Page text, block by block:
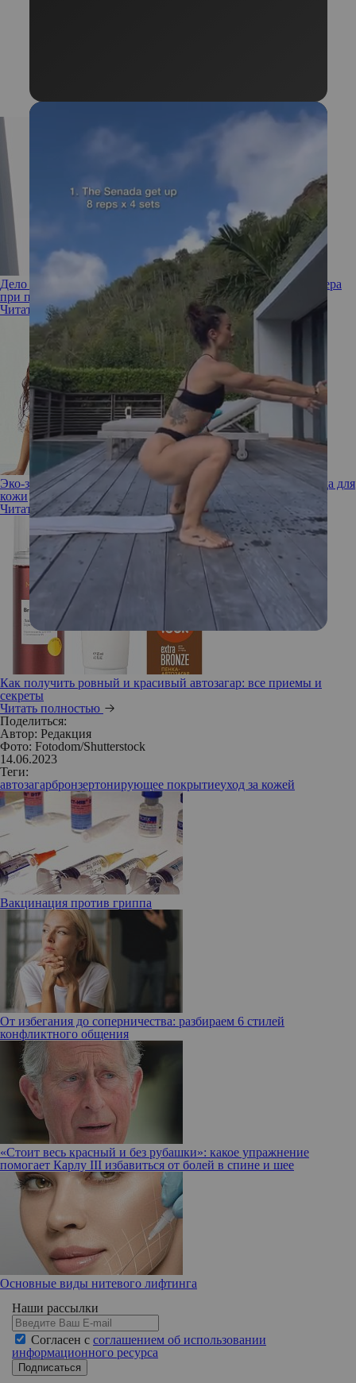
Дело 20 секунд: как визуально увеличить грудь на два размера
при помощи... бронзера!
Читать полностью
Эко-загар: как он придает телу золотистый оттенок без вреда для
кожи
Читать полностью
Как получить ровный и красивый автозагар: все приемы и
секреты
Читать полностью
Поделиться:
Автор: Редакция
Фото: Fotodom/Shutterstock
14.06.2023
Теги:
автозагарбронзертонирующее покрытиеуход за кожей
Вакцинация против гриппа
От избегания до соперничества: разбираем 6 стилей
конфликтного общения
«Стоит весь красный и без рубашки»: какое упражнение
помогает Карлу III избавиться от болей в спине и шее
Основные виды нитевого лифтинга
Наши рассылки
Согласен с соглашением об использовании
информационного ресурса
Подписаться